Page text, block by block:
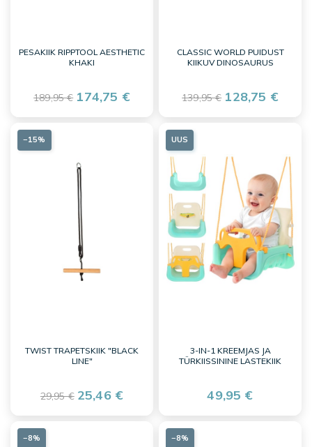
PESAKIIK RIPPTOOL AESTHETIC
KHAKI
189,95 € 174,75 €
CLASSIC WORLD PUIDUST
KIIKUV DINOSAURUS
139,95 € 128,75 €
TWIST TRAPETSKIIK "BLACK
LINE"
29,95 € 25,46 €
−15%
3-IN-1 KREEMJAS JA
TÜRKIISSININE LASTEKIIK
49,95 €
UUS
−8% −8%